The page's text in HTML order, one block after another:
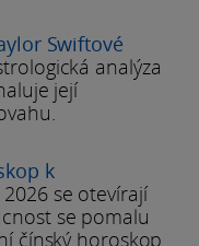
Swiftové
analýza
její
k
se otevírají
se pomalu
čínský horoskop